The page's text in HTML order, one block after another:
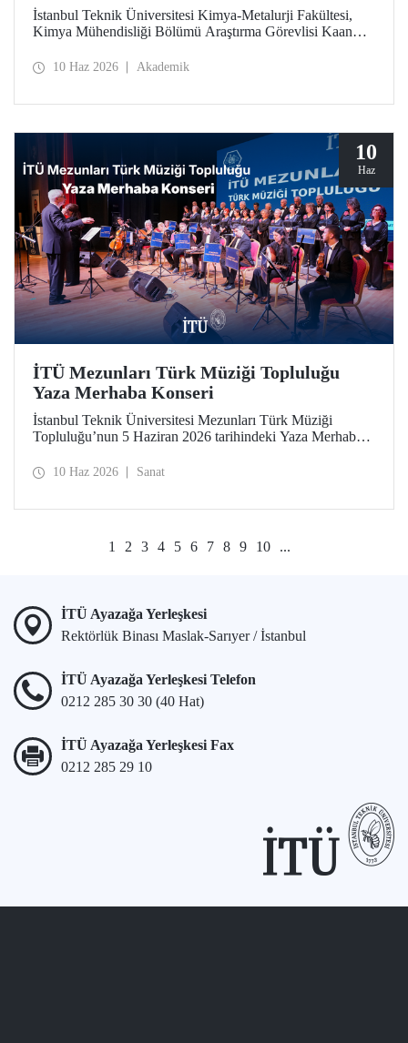
İstanbul Teknik Üniversitesi Kimya-Metalurji Fakültesi,
Kimya Mühendisliği Bölümü Araştırma Görevlisi Kaan
Araştırma Bursu kapsamında desteklenmeye hak kazandı.
10 Haz 2026 Akademik
10
Haz
İTÜ Mezunları Türk Müziği Topluluğu
Yaza Merhaba Konseri
İstanbul Teknik Üniversitesi Mezunları Türk Müziği
Topluluğu’nun 5 Haziran 2026 tarihindeki Yaza Merhaba
dinleyicilere unutulmaz bir akşam yaşattı
10 Haz 2026 Sanat
1 2 3 4 5 6 7 8 9 10 ...
İTÜ Ayazağa Yerleşkesi
Rektörlük Binası Maslak-Sarıyer / İstanbul
İTÜ Ayazağa Yerleşkesi Telefon
0212 285 30 30 (40 Hat)
İTÜ Ayazağa Yerleşkesi Fax
0212 285 29 10